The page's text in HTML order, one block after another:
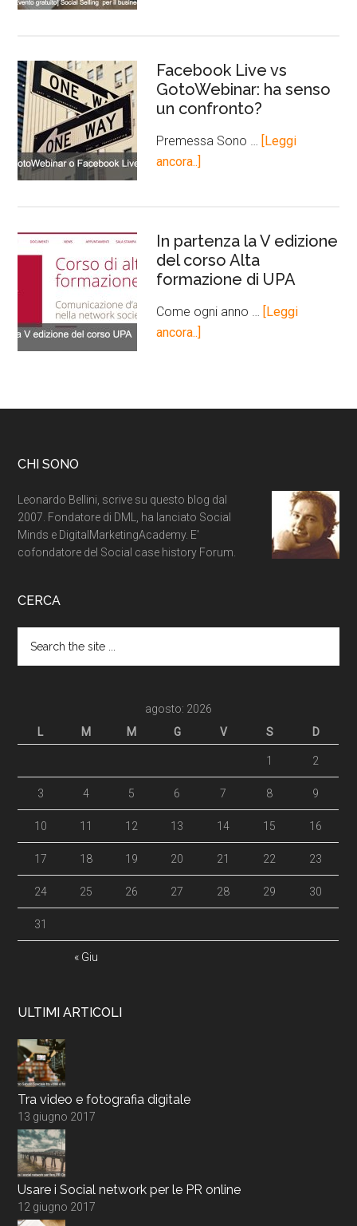
Facebook Live vs
GotoWebinar: ha senso
un confronto?
Premessa Sono …
[Leggi
ancora..]
In partenza la V edizione
del corso Alta
formazione di UPA
Come ogni anno …
[Leggi
ancora..]
CHI SONO
Leonardo Bellini, scrive su questo blog dal
2007. Fondatore di DML, ha lanciato Social
Minds e DigitalMarketingAcademy. E'
cofondatore del Social case history Forum.
CERCA
agosto: 2026
L
M M G V S D
« Giu
1 2
3 4 5 6 7 8 9
10 11 12 13 14 15 16
17 18 19 20 21 22 23
24 25 26 27 28 29 30
31
ULTIMI ARTICOLI
Tra video e fotografia digitale
13 giugno 2017
Usare i Social network per le PR online
12 giugno 2017